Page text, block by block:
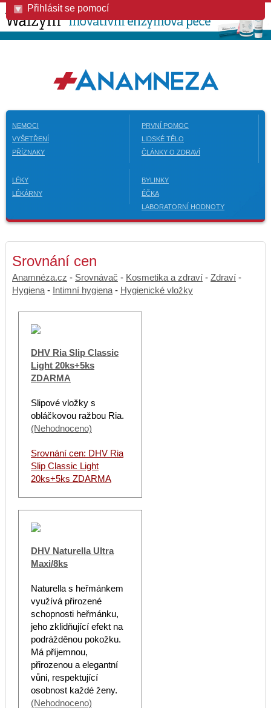
Přihlásit se pomocí
NEMOCI
VYŠETŘENÍ
PŘÍZNAKY
PRVNÍ POMOC
LIDSKÉ TĚLO
ČLÁNKY O ZDRAVÍ
LÉKY
LÉKÁRNY
BYLINKY
ÉČKA
LABORATORNÍ HODNOTY
Srovnání cen
Anamnéza.cz - Srovnávač - Kosmetika a zdraví - Zdraví -
Hygiena - Intimní hygiena - Hygienické vložky
DHV Ria Slip Classic
Light 20ks+5ks
ZDARMA
Slipové vložky s
obláčkovou ražbou Ria.
(Nehodnoceno)
Srovnání cen: DHV Ria
Slip Classic Light
20ks+5ks ZDARMA
DHV Naturella Ultra
Maxi/8ks
Naturella s heřmánkem
využívá přirozené
schopnosti heřmánku,
jeho zklidňující efekt na
podrážděnou pokožku.
Má příjemnou,
přirozenou a elegantní
vůni, respektující
osobnost každé ženy.
(Nehodnoceno)